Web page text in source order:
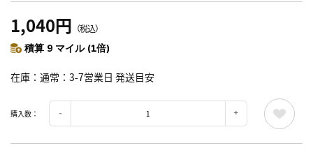
1,040円 （税込）
積算 9 マイル (1倍)
在庫 通常：3-7営業日 発送目安
購入数：